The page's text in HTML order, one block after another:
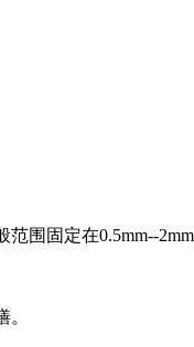
围固定在0.5mm--2mm